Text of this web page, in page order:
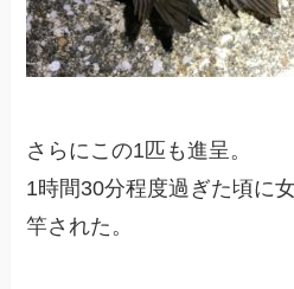
さらにこの1匹も進呈。
1時間30分程度過ぎた頃に
竿された。